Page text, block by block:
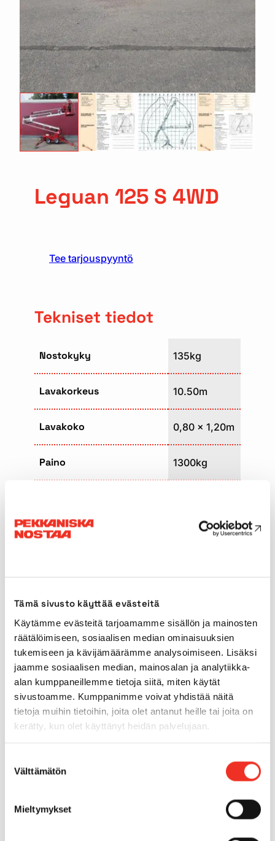
Tämä sivusto käyttää evästeitä
Käytämme evästeitä tarjoamamme sisällön ja mainosten
räätälöimiseen, sosiaalisen median ominaisuuksien
tukemiseen ja kävijämäärämme analysoimiseen. Lisäksi
jaamme sosiaalisen median, mainosalan ja analytiikka-
alan kumppaneillemme tietoja siitä, miten käytät
sivustoamme. Kumppanimme voivat yhdistää näitä
tietoja muihin tietoihin, joita olet antanut heille tai joita on
kerätty, kun olet käyttänyt heidän palvelujaan.
valinta
Välttämätön
Mieltymykset
Leguan 125 S 4WD
Tee tarjouspyyntö
Tekniset tiedot
Nostokyky 135kg
Lavakorkeus 10.50m
Lavakoko 0,80 x 1,20m
Paino 1300kg
Kuljetusleveys
Tuentaleveys
Käyttövoima Verkkovirta
Käyttövoima (toissijainen) Bensiini
Sisärenkaat Ei
Max. alustan kaltevuus